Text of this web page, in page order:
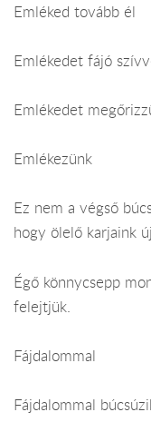
Emléked tovább él
Emlékedet fájó
Emlékedet
Emlékezünk
Ez nem a végső
hogy ölelő karjaink
Égő könnycsepp
felejtjük.
Fájdalommal
Fájdalommal